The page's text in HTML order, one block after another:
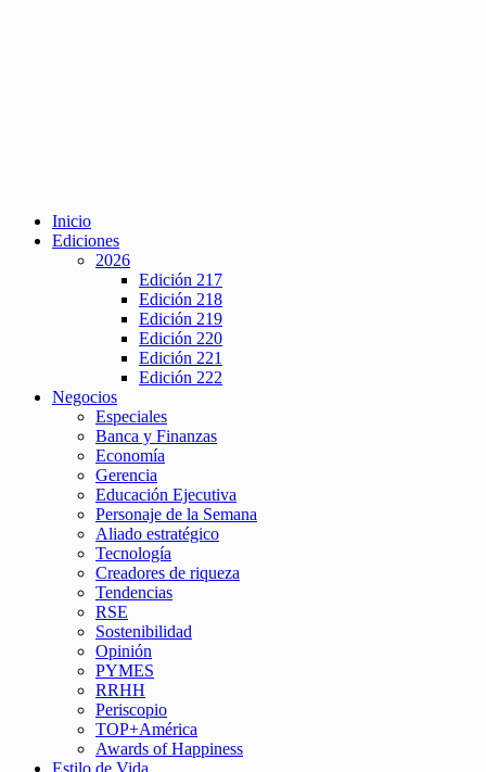
Inicio
Ediciones
2026
Edición 217
Edición 218
Edición 219
Edición 220
Edición 221
Edición 222
Negocios
Especiales
Banca y Finanzas
Economía
Gerencia
Educación Ejecutiva
Personaje de la Semana
Aliado estratégico
Tecnología
Creadores de riqueza
Tendencias
RSE
Sostenibilidad
Opinión
PYMES
RRHH
Periscopio
TOP+América
Awards of Happiness
Estilo de Vida